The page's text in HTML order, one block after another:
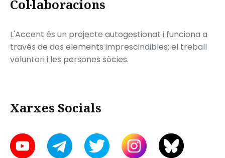
Col·laboracions
L'Accent és un projecte autogestionat i funciona a
través de dos elements imprescindibles: el treball
voluntari i les persones sòcies.
Xarxes Socials